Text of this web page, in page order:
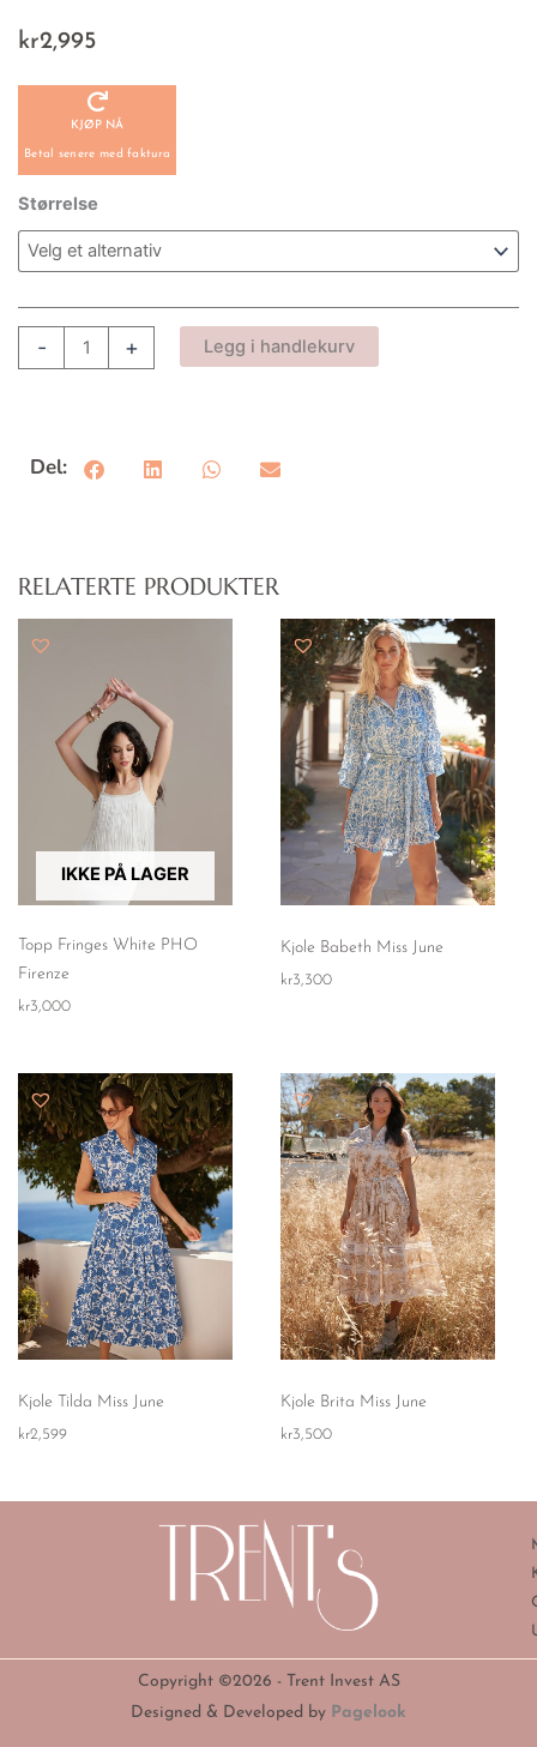
kr2,995
KJØP NÅ
Betal senere med faktura
Størrelse
-
White
PHO
Firenze
antall
+ Legg i handlekurv
Del:
RELATERTE PRODUKTER
IKKE PÅ LAGER
Topp Fringes White PHO
Firenze
kr3,000
Kjole Babeth Miss June
kr3,300
Kjole Tilda Miss June
kr2,599
Kjole Brita Miss June
kr3,500
Copyright ©2026 - Trent Invest AS
Designed & Developed by Pagelook